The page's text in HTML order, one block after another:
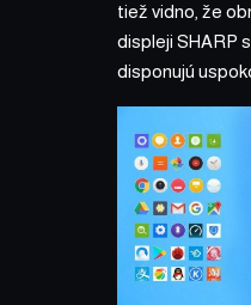
tiež vidno, že
displeji SHARP
disponujú